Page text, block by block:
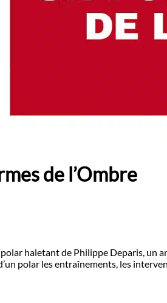
de l’Ombre
haletant de Philippe Deparis, un
polar les entraînements, les